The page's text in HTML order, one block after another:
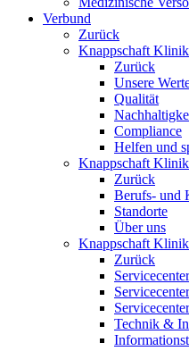
Verbund
Zurück
Knappschaft
Zurück
Unsere
Qualität
Compliance
Helfen und
Knappschaft
Zurück
Berufs- und
Standorte
Über uns
Knappschaft
Zurück
Technik &